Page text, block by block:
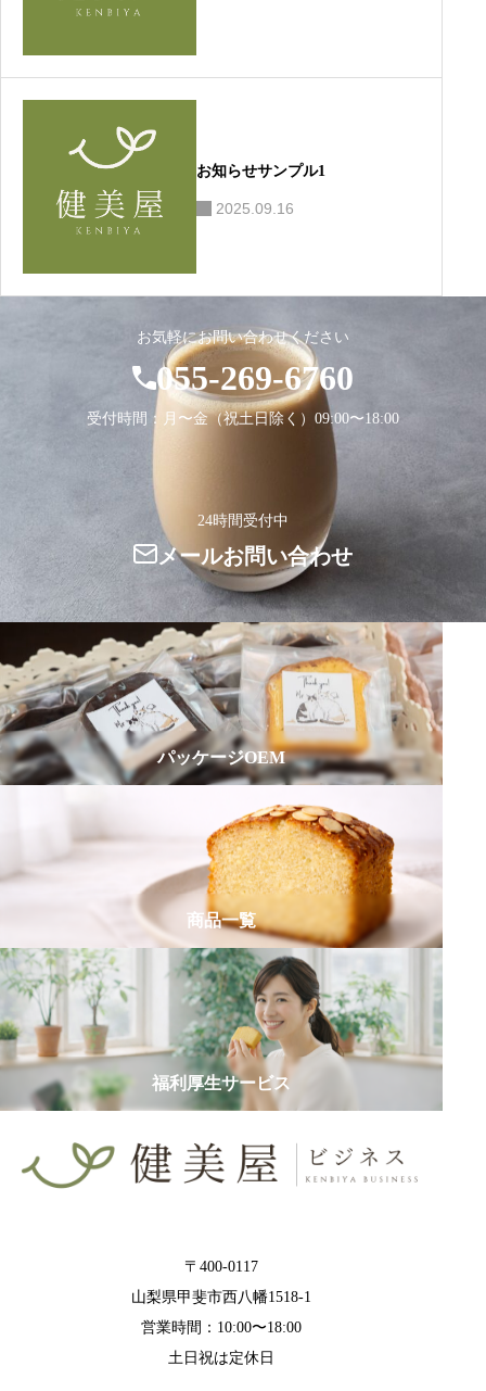
お知らせサンプル1
2025.09.16
お気軽にお問い合わせください
055-269-6760
受付時間：月〜金（祝土日除く）09:00〜18:00
24時間受付中
メールお問い合わせ
パッケージOEM
商品一覧
福利厚生サービス
〒400-0117
山梨県甲斐市西八幡1518-1
営業時間：10:00〜18:00
土日祝は定休日